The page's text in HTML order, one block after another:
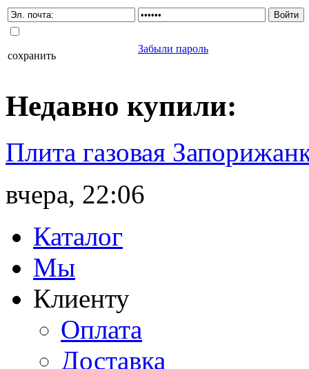
сохранить
Забыли пароль
Недавно купили:
Плита газовая
вчера, 22:06
Каталог
Мы
Клиенту
Оплата
Доставка